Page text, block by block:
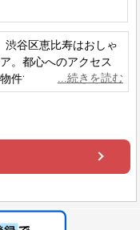
渋谷区恵比寿はおしゃ
。都心へのアクセス
件です。